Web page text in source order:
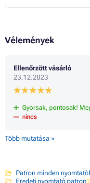
Vélemények
Ellenőrzött vásárló
23.12.2023
Gyorsak, pontosak!
nincs
Több mutatása »
Patron minden
Eredeti nyomtató patron